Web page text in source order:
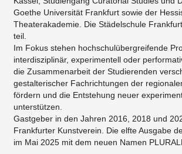
Goethe Universität Frankfurt sowie der
Theaterakademie. Die Städelschule
teil.
Im Fokus stehen hochschulübergreifende
interdisziplinär, experimentell oder
die Zusammenarbeit der Studierenden
gestalterischer Fachrichtungen der
fördern und die Entstehung neuer
unterstützen.
Gastgeber in den Jahren 2016, 2018 und
Frankfurter Kunstverein. Die elfte Ausgabe
im Mai 2025 mit dem neuen Namen